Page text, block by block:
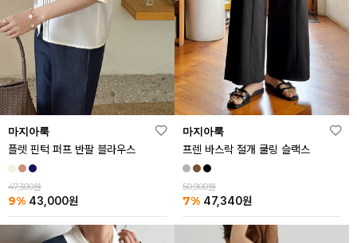
마지아룩
플렛 핀턱 퍼프 반팔 블라우스
47,300원
9% 43,000원
마지아룩
프렌 바스락 절개 쿨링 슬랙스
50,900원
7% 47,340원